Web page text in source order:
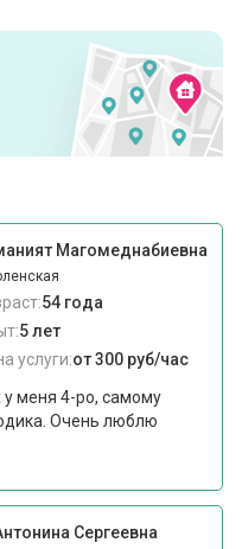
Магомеднабиевна
54 года
5 лет
услуги:от 300 руб/час
меня 4-ро, самому
Очень люблю
Сергеевна